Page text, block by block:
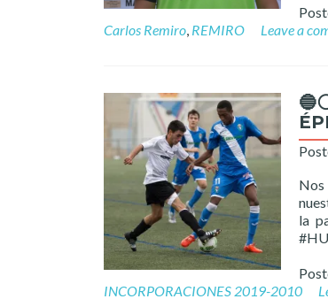
Carlos Remiro, REMIRO Leave a
la
INCORPORACIONES 2019-2010